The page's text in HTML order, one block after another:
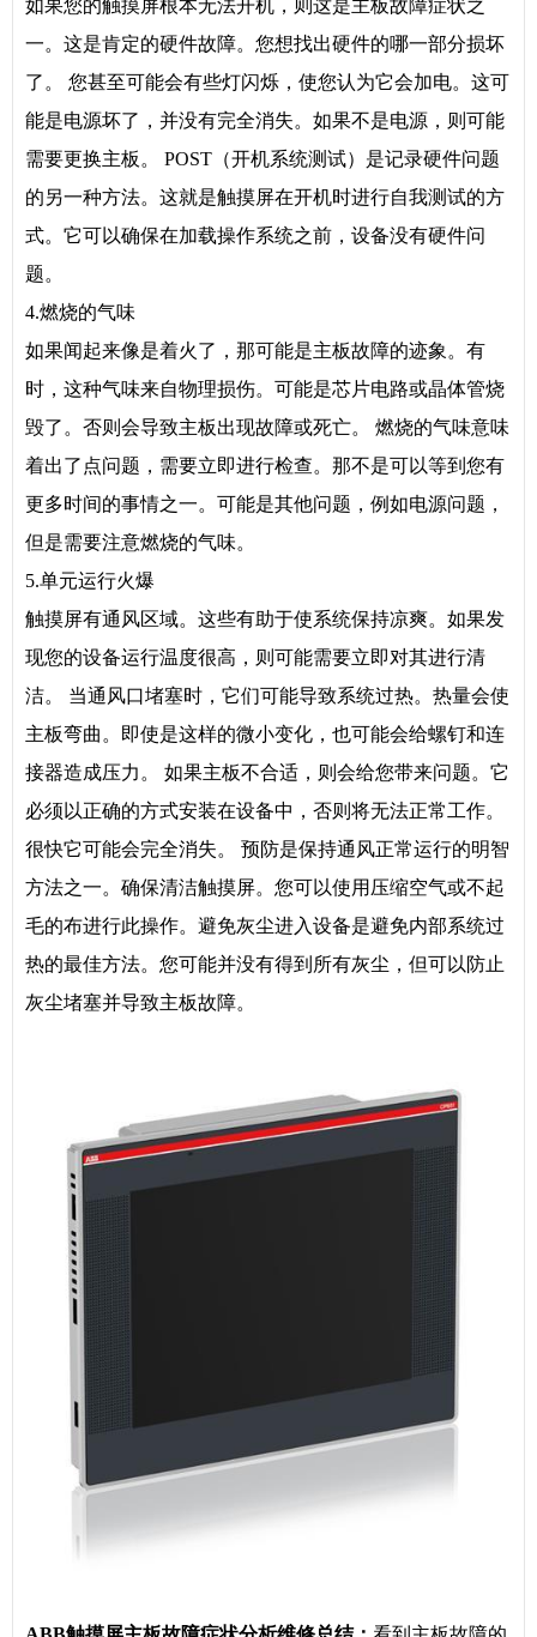
如果您的触摸屏根本无法开机，则这是主板故障症状之
一。这是肯定的硬件故障。您想找出硬件的哪一部分损坏
了。 您甚至可能会有些灯闪烁，使您认为它会加电。这可
能是电源坏了，并没有完全消失。如果不是电源，则可能
需要更换主板。 POST（开机系统测试）是记录硬件问题
的另一种方法。这就是触摸屏在开机时进行自我测试的方
式。它可以确保在加载操作系统之前，设备没有硬件问
题。
4.燃烧的气味
如果闻起来像是着火了，那可能是主板故障的迹象。有
时，这种气味来自物理损伤。可能是芯片电路或晶体管烧
毁了。否则会导致主板出现故障或死亡。 燃烧的气味意味
着出了点问题，需要立即进行检查。那不是可以等到您有
更多时间的事情之一。可能是其他问题，例如电源问题，
但是需要注意燃烧的气味。
5.单元运行火爆
触摸屏有通风区域。这些有助于使系统保持凉爽。如果发
现您的设备运行温度很高，则可能需要立即对其进行清
洁。 当通风口堵塞时，它们可能导致系统过热。热量会使
主板弯曲。即使是这样的微小变化，也可能会给螺钉和连
接器造成压力。 如果主板不合适，则会给您带来问题。它
必须以正确的方式安装在设备中，否则将无法正常工作。
很快它可能会完全消失。 预防是保持通风正常运行的明智
方法之一。确保清洁触摸屏。您可以使用压缩空气或不起
毛的布进行此操作。避免灰尘进入设备是避免内部系统过
热的最佳方法。您可能并没有得到所有灰尘，但可以防止
灰尘堵塞并导致主板故障。